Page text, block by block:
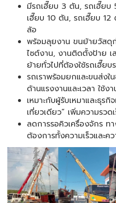
มีรถเฮี๊ยบ 3 ตัน, รถเฮี๊ย
เฮี๊ยบ 10 ตัน, รถเฮี๊ยบ
ล้อ
พร้อมลุยงาน ขนย้ายวัสดุ
ไซต์งาน, งานติดตั้งป้าย เ
ย้ายทั่วไปที่ต้องใช้รถเฮี๊ยบ
รถเราพร้อมยกและขนส่ง
ด้านแรงงานและเวลา ใช้
เหมาะกับผู้รับเหมาและธุร
เที่ยวเดียว” เพิ่มความรวด
ลดการรอคิวเครื่องจักร ท
ต้องการทั้งความเร็วและค